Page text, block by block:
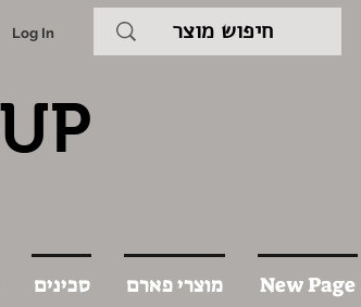
Log In
New Page מוצרי פארם סכינים